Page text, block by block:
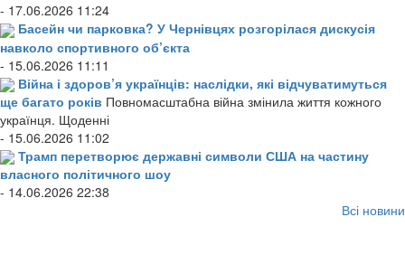
- 17.06.2026 11:24
Басейн чи парковка? У Чернівцях розгорілася дискусія
навколо спортивного об’єкта
- 15.06.2026 11:11
Війна і здоров’я українців: наслідки, які відчуватимуться
ще багато років Повномасштабна війна змінила життя кожного
українця. Щоденні
- 15.06.2026 11:02
Трамп перетворює державні символи США на частину
власного політичного шоу
- 14.06.2026 22:38
Всі новини